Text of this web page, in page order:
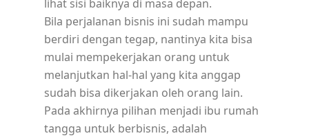
lihat sisi baiknya di masa depan.
Bila perjalanan bisnis ini sudah mampu
berdiri dengan tegap, nantinya kita bisa
mulai mempekerjakan orang untuk
melanjutkan hal-hal yang kita anggap
sudah bisa dikerjakan oleh orang lain.
Pada akhirnya pilihan menjadi ibu rumah
tangga untuk berbisnis, adalah